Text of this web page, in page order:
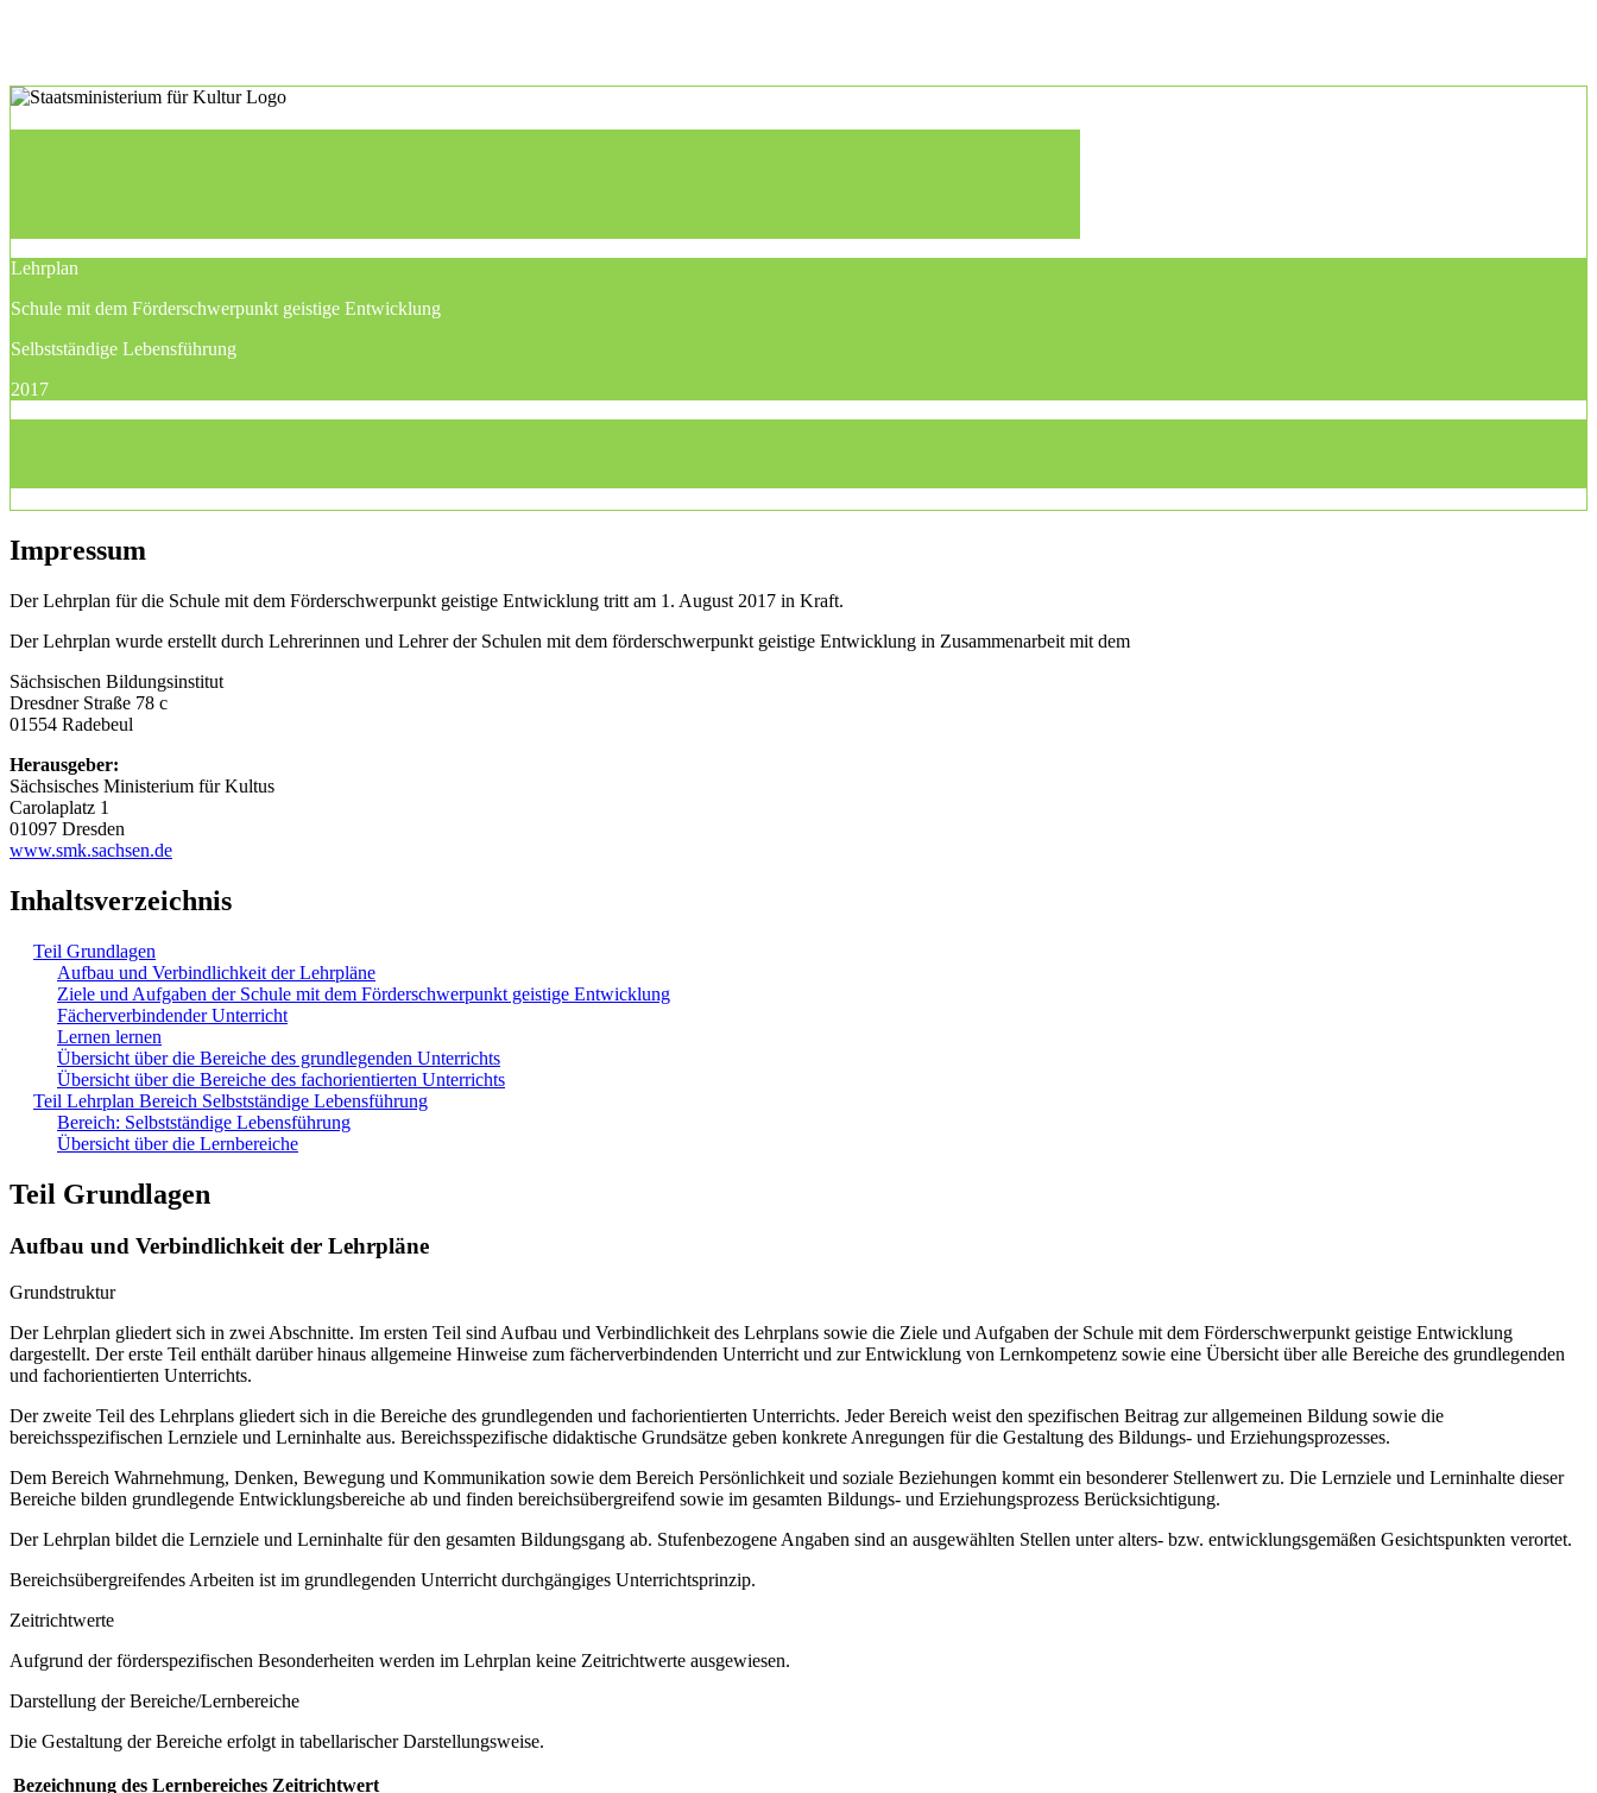
Lehrplan
Schule mit dem Förderschwerpunkt geistige Entwicklung
Selbstständige Lebensführung
2017
Impressum
Der Lehrplan für die Schule mit dem Förderschwerpunkt geistige Entwicklung tritt am 1. August 2017 in Kraft.
Der Lehrplan wurde erstellt durch Lehrerinnen und Lehrer der Schulen mit dem förderschwerpunkt geistige Entwicklung in Zusammenarbeit mit dem
Sächsischen Bildungsinstitut
Dresdner Straße 78 c
01554 Radebeul
Herausgeber:
Sächsisches Ministerium für Kultus
Carolaplatz 1
01097 Dresden
www.smk.sachsen.de
Inhaltsverzeichnis
Teil Grundlagen
Aufbau und Verbindlichkeit der Lehrpläne
Ziele und Aufgaben der Schule mit dem Förderschwerpunkt geistige Entwicklung
Fächerverbindender Unterricht
Lernen lernen
Übersicht über die Bereiche des grundlegenden Unterrichts
Übersicht über die Bereiche des fachorientierten Unterrichts
Teil Lehrplan Bereich Selbstständige Lebensführung
Bereich: Selbstständige Lebensführung
Übersicht über die Lernbereiche
Teil Grundlagen
Aufbau und Verbindlichkeit der Lehrpläne
Grundstruktur
Der Lehrplan gliedert sich in zwei Abschnitte. Im ersten Teil sind Aufbau und Verbindlichkeit des Lehrplans sowie die Ziele und Aufgaben der Schule mit dem Förderschwerpunkt geistige Entwicklung
dargestellt. Der erste Teil enthält darüber hinaus allgemeine Hinweise zum fächerverbindenden Unterricht und zur Entwicklung von Lernkompetenz sowie eine Übersicht über alle Bereiche des grundlegenden
und fachorientierten Unterrichts.
Der zweite Teil des Lehrplans gliedert sich in die Bereiche des grundlegenden und fachorientierten Unterrichts. Jeder Bereich weist den spezifischen Beitrag zur allgemeinen Bildung sowie die
bereichsspezifischen Lernziele und Lerninhalte aus. Bereichsspezifische didaktische Grundsätze geben konkrete Anregungen für die Gestaltung des Bildungs- und Erziehungsprozesses.
Dem Bereich Wahrnehmung, Denken, Bewegung und Kommunikation sowie dem Bereich Persönlichkeit und soziale Beziehungen kommt ein besonderer Stellenwert zu. Die Lernziele und Lerninhalte dieser
Bereiche bilden grundlegende Entwicklungsbereiche ab und finden bereichsübergreifend sowie im gesamten Bildungs- und Erziehungsprozess Berücksichtigung.
Der Lehrplan bildet die Lernziele und Lerninhalte für den gesamten Bildungsgang ab. Stufenbezogene Angaben sind an ausgewählten Stellen unter alters- bzw. entwicklungsgemäßen Gesichtspunkten verortet.
Bereichsübergreifendes Arbeiten ist im grundlegenden Unterricht durchgängiges Unterrichtsprinzip.
Zeitrichtwerte
Aufgrund der förderspezifischen Besonderheiten werden im Lehrplan keine Zeitrichtwerte ausgewiesen.
Darstellung der Bereiche/Lernbereiche
Die Gestaltung der Bereiche erfolgt in tabellarischer Darstellungsweise.
Bezeichnung des Lernbereiches Zeitrichtwert